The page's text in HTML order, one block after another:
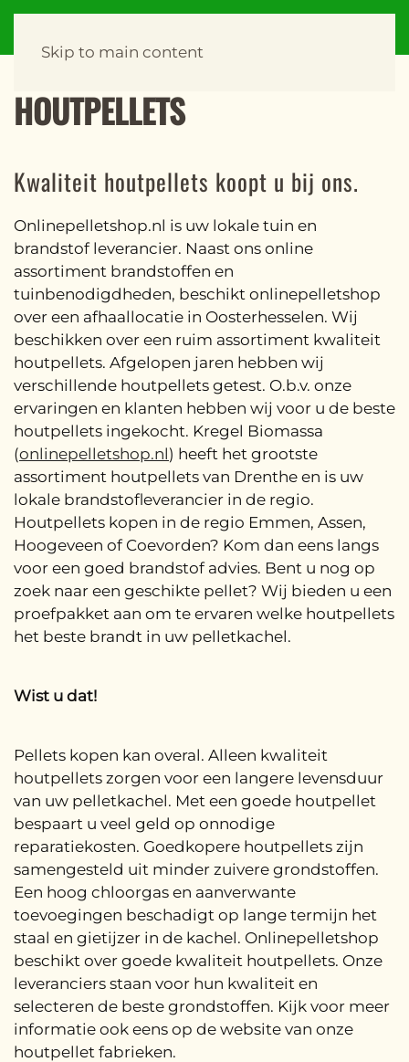
Skip to main content
HOUTPELLETS
Kwaliteit houtpellets koopt u bij ons.
Onlinepelletshop.nl is uw lokale tuin en
brandstof leverancier. Naast ons online
assortiment brandstoffen en
tuinbenodigdheden, beschikt onlinepelletshop
over een afhaallocatie in Oosterhesselen. Wij
beschikken over een ruim assortiment kwaliteit
houtpellets. Afgelopen jaren hebben wij
verschillende houtpellets getest. O.b.v. onze
ervaringen en klanten hebben wij voor u de beste
houtpellets ingekocht. Kregel Biomassa
(onlinepelletshop.nl) heeft het grootste
assortiment houtpellets van Drenthe en is uw
lokale brandstofleverancier in de regio.
Houtpellets kopen in de regio Emmen, Assen,
Hoogeveen of Coevorden? Kom dan eens langs
voor een goed brandstof advies. Bent u nog op
zoek naar een geschikte pellet? Wij bieden u een
proefpakket aan om te ervaren welke houtpellets
het beste brandt in uw pelletkachel.
Wist u dat!
Pellets kopen kan overal. Alleen kwaliteit
houtpellets zorgen voor een langere levensduur
van uw pelletkachel. Met een goede houtpellet
bespaart u veel geld op onnodige
reparatiekosten. Goedkopere houtpellets zijn
samengesteld uit minder zuivere grondstoffen.
Een hoog chloorgas en aanverwante
toevoegingen beschadigt op lange termijn het
staal en gietijzer in de kachel. Onlinepelletshop
beschikt over goede kwaliteit houtpellets. Onze
leveranciers staan voor hun kwaliteit en
selecteren de beste grondstoffen. Kijk voor meer
informatie ook eens op de website van onze
houtpellet fabrieken.